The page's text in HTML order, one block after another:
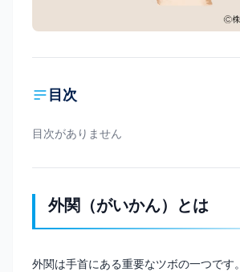
目次
目次がありません
外関（がいかん）とは
外関は手首にある重要なツボの一つです。